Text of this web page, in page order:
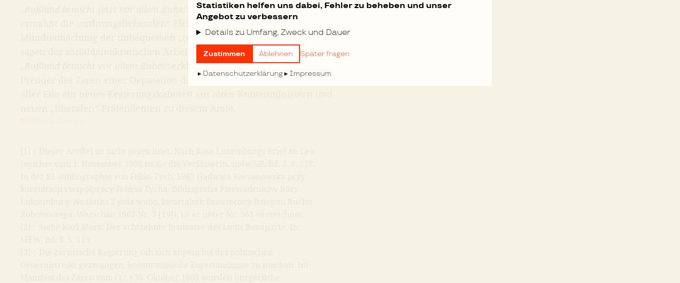
Statistiken helfen uns dabei, Fehler zu beheben und unser
Angebot zu verbessern
Details zu Umfang, Zweck und Dauer
Zustimmen Ablehnen Später fragen
Datenschutzerklärung Impressum
ruft das liberale Mosse-Blatt[5] und
ermahnt die „ordnungsliebenden“ Elemente Rußlands zur
Mundtotmachung der unbequemen „republikanischen Terroristen“, will
sagen der sozialdemokratischen Arbeiterschaft.
erklärt auch der frischgebackene
Premier des Zaren einer Deputation der Petersburger Presse und bildet in